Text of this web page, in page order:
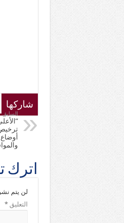
شاركها
السابق
اترك
لن يتم
التعليق*